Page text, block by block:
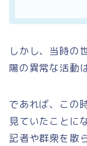
しかし、当時の
陽の異常な活動
であれば、この
見ていたことに
記者や群衆を散